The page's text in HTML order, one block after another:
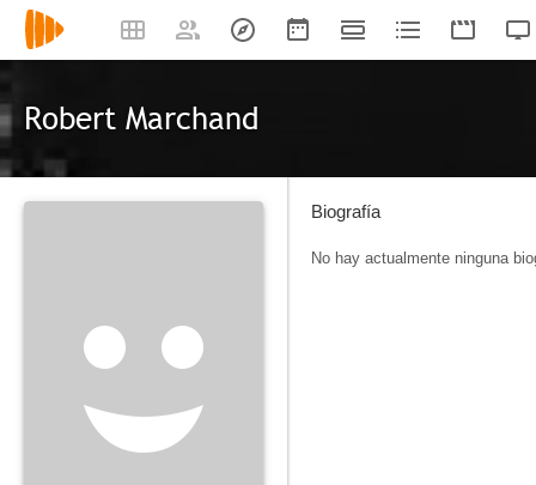
Robert Marchand
Biografía
No hay actualmente ninguna